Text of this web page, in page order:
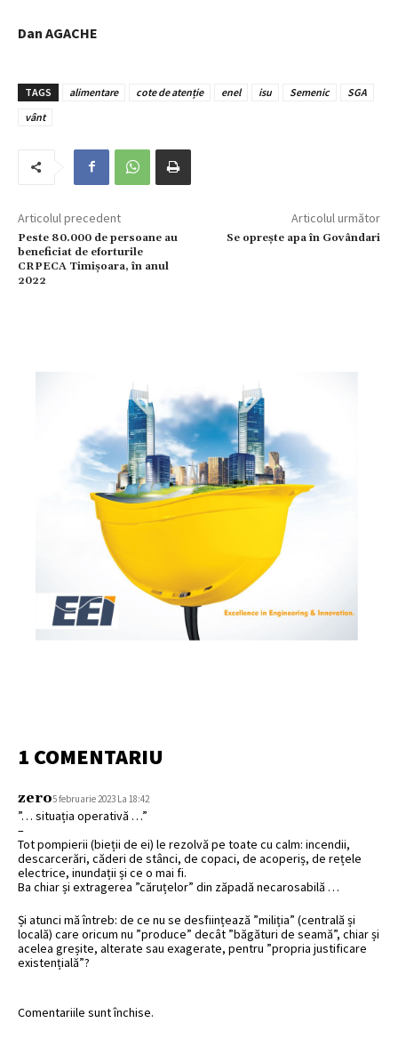
Dan AGACHE
TAGS alimentare cote de atenție enel isu Semenic
SGA
vânt
Articolul precedent
Peste 80.000 de persoane au
beneficiat de eforturile
CRPECA Timișoara, în anul
2022
Articolul următor
Se oprește apa în Govândari
1 COMENTARIU
zero5 februarie 2023 La 18:42
”… situația operativă …”
–
Tot pompierii (bieții de ei) le rezolvă pe toate cu calm: incendii,
descarcerări, căderi de stânci, de copaci, de acoperiș, de rețele
electrice, inundații și ce o mai fi.
Ba chiar și extragerea ”căruțelor” din zăpadă necarosabilă …
Și atunci mă întreb: de ce nu se desființează ”miliția” (centrală și
locală) care oricum nu ”produce” decât ”băgături de seamă”, chiar și
acelea greșite, alterate sau exagerate, pentru ”propria justificare
existențială”?
Comentariile sunt închise.